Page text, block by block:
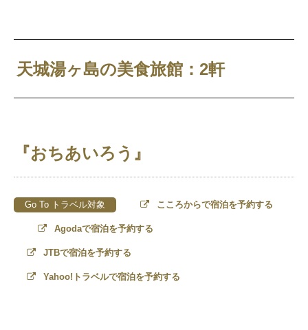
天城湯ヶ島の美食旅館：2軒
『おちあいろう』
Go To トラベル対象 こころからで宿泊を予約する
Agodaで宿泊を予約する
JTBで宿泊を予約する
Yahoo!トラベルで宿泊を予約する